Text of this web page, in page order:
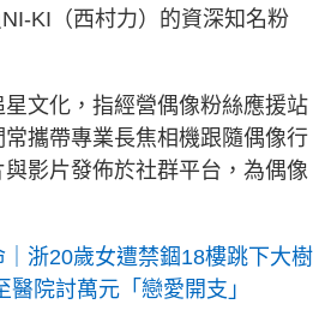
KI（西村力）的資深知名粉
星文化，指經營偶像粉絲應援站
攜帶專業長焦相機跟隨偶像行
影片發佈於社群平台，為偶像
｜浙20歲女遭禁錮18樓跳下大樹
院討萬元「戀愛開支」